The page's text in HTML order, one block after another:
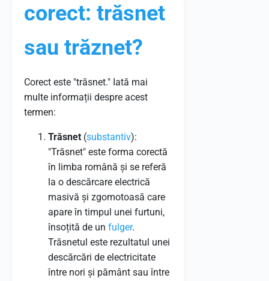
corect: trăsnet
sau trăznet?
Corect este "trăsnet." Iată mai
multe informații despre acest
termen:
Trăsnet (substantiv):
"Trăsnet" este forma corectă
în limba română și se referă
la o descărcare electrică
masivă și zgomotoasă care
apare în timpul unei furtuni,
însoțită de un fulger.
Trăsnetul este rezultatul unei
descărcări de electricitate
între nori și pământ sau între